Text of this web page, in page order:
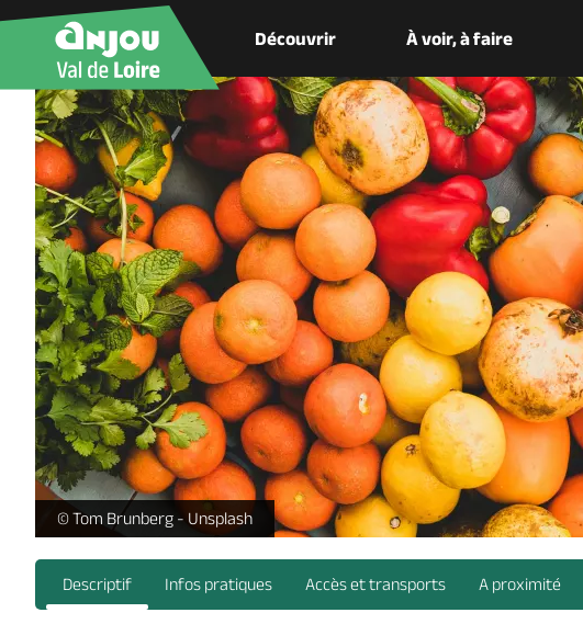
Découvrir À voir, à faire
-
© Tom Brunberg - Unsplash
Descriptif Infos pratiques Accès et transports A proximité